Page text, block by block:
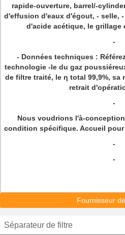
rapide-ouverture, barrel/-
d'effusion d'eaux d'égout, - selle,
d'acide acétique, le grillage
-
- Données techniques :
technologie -le du gaz
de filtre traité, le η total 99,9%, sa
retrait
-
Nous voudrions l'à-
condition spécifique. Accueil
-
-
Fournisseur
Séparateur de filtre